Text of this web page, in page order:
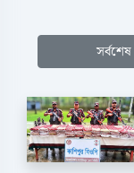
সর্বশেষ